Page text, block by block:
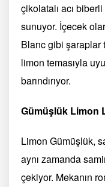
çikolatalı acı
sunuyor. İçecek
Blanc gibi şaraplar
limon temasıyla
barındırıyor.
Gümüşlük Limon
Limon Gümüşlük,
aynı zamanda
çekiyor. Mekanın